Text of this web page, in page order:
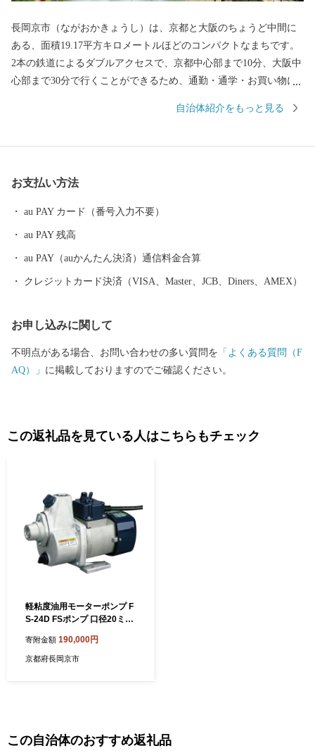
長岡京市（ながおかきょうし）は、京都と大阪のちょうど中間に
ある、面積19.17平方キロメートルほどのコンパクトなまちです。
2本の鉄道によるダブルアクセスで、京都中心部まで10分、大阪中
心部まで30分で行くことができるため、通勤・通学・お買い物に
ます。 一方で、市内には西山連峰をはじめとする豊かな自然が残
（現在は勝竜寺城公園として整備）が今も残るなど、豊かな歴史
資源に彩られた街でもあります。 京都府長岡京市の見どころ 明智
の合戦」の舞台ともなった勝龍寺城。細川忠興と明智光秀の娘・
玉（のちの細川ガラシャ）の輿入れを再現した「ガラシャ祭」の
メイン会場でもあります。展示室には、光秀や玉などゆかりの人
ジの名所として知られています。樹齢約170年の燃えるような真紅
に染まったツツジの回廊は圧巻の景色です。 京都屈指のもみじ
寺 光明寺 西山浄土宗の総本山。数百本のモミジが彩りを添える
病を癒す祈願所として、皇室をはじめあらゆる人々に信仰されて
自治体紹介をもっと見る
お支払い方法
au PAY カード（番号入力不要）
au PAY 残高
au PAY（auかんたん決済）通信料金合算
クレジットカード決済（VISA、Master、JCB、Diners、AMEX）
お申し込みに関して
不明点がある場合、お問い合わせの多い質問を 「よくある質問（F
AQ）」 に掲載しておりますのでご確認ください。
この返礼品を見ている人はこちらもチェック
軽粘度油用モーターポンプ F
S-24D FSポンプ 口径20ミリ
寄附金額 190,000円
京都府長岡京市
この自治体のおすすめ返礼品